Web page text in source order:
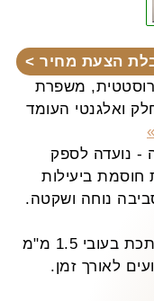
משפרת
ואלגנטי העומד
- נועדה לספק
חוסמת ביעילות
נוחה ושקטה.
הדלת בנויה ממתכת בעובי 1.5 מ"מ
לאורך זמן.
הצעת מחיר >